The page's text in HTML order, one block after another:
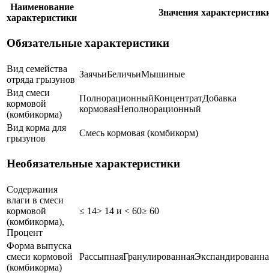
Наименование
характеристики
Значения
Обязательные характеристики
Вид семейства
отряда грызунов
ЗаячьиБеличьиМышиные
Вид смеси
кормовой
(комбикорма)
ПолнорационныйКонцентратДобавка
кормоваяНеполнорационный
Вид корма для
грызунов
Смесь кормовая (комбикорм)
Необязательные характеристики
Содержания
влаги в смеси
кормовой
(комбикорма),
Процент
≤ 14> 14 и < 60≥ 60
Форма выпуска
смеси кормовой
(комбикорма)
РассыпнаяГранулированная